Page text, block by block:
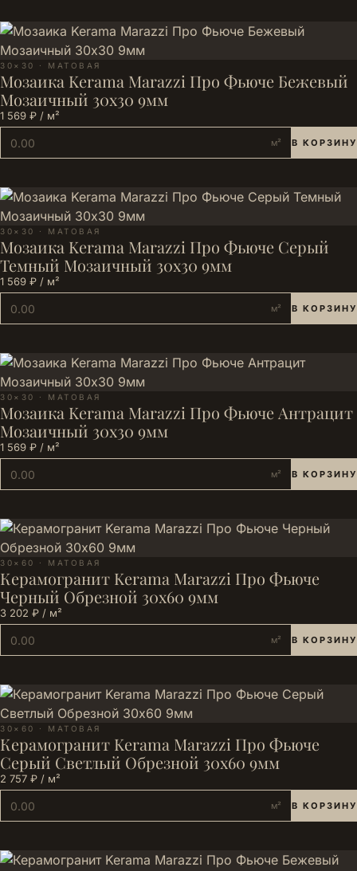
30×30 · МАТОВАЯ
Мозаика Kerama Marazzi Про Фьюче Бежевый
Мозаичный 30x30 9мм
1 569 ₽ / м²
м² В КОРЗИНУ
30×30 · МАТОВАЯ
Мозаика Kerama Marazzi Про Фьюче Серый
Темный Мозаичный 30x30 9мм
1 569 ₽ / м²
м² В КОРЗИНУ
30×30 · МАТОВАЯ
Мозаика Kerama Marazzi Про Фьюче Антрацит
Мозаичный 30x30 9мм
1 569 ₽ / м²
м² В КОРЗИНУ
30×60 · МАТОВАЯ
Керамогранит Kerama Marazzi Про Фьюче
Черный Обрезной 30x60 9мм
3 202 ₽ / м²
м² В КОРЗИНУ
30×60 · МАТОВАЯ
Керамогранит Kerama Marazzi Про Фьюче
Серый Светлый Обрезной 30x60 9мм
2 757 ₽ / м²
м² В КОРЗИНУ